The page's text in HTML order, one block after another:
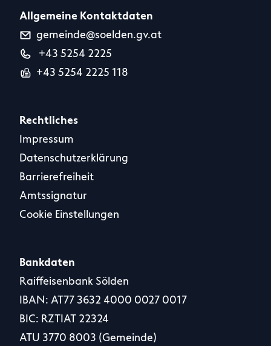
Allgemeine Kontaktdaten
gemeinde@soelden.gv.at
+43 5254 2225
+43 5254 2225 118
Rechtliches
Impressum
Datenschutzerklärung
Barrierefreiheit
Amtssignatur
Cookie Einstellungen
Bankdaten
Raiffeisenbank Sölden
IBAN: AT77 3632 4000 0027 0017
BIC: RZTIAT 22324
ATU 3770 8003 (Gemeinde)